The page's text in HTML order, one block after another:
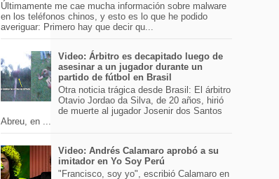
Últimamente me cae mucha información sobre malware
en los teléfonos chinos, y esto es lo que he podido
averiguar: Primero hay que decir qu...
Video: Árbitro es decapitado luego de
asesinar a un jugador durante un
partido de fútbol en Brasil
Otra noticia trágica desde Brasil: El árbitro
Otavio Jordao da Silva, de 20 años, hirió
de muerte al jugador Josenir dos Santos
Abreu, en ...
Video: Andrés Calamaro aprobó a su
imitador en Yo Soy Perú
"Francisco, soy yo", escribió Calamaro en